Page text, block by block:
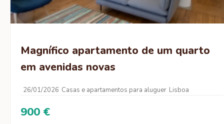
Magnífico apartamento de um quarto
em avenidas novas
26/01/2026 Casas e apartamentos para aluguer Lisboa
900 €